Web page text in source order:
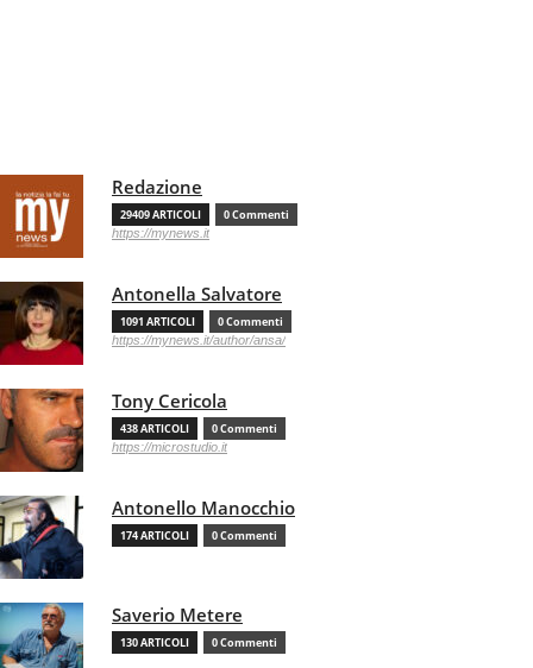
Redazione
29409 ARTICOLI 0 Commenti
https://mynews.it
Antonella Salvatore
1091 ARTICOLI 0 Commenti
https://mynews.it/author/ansa/
Tony Cericola
438 ARTICOLI 0 Commenti
https://microstudio.it
Antonello Manocchio
174 ARTICOLI 0 Commenti
Saverio Metere
130 ARTICOLI 0 Commenti